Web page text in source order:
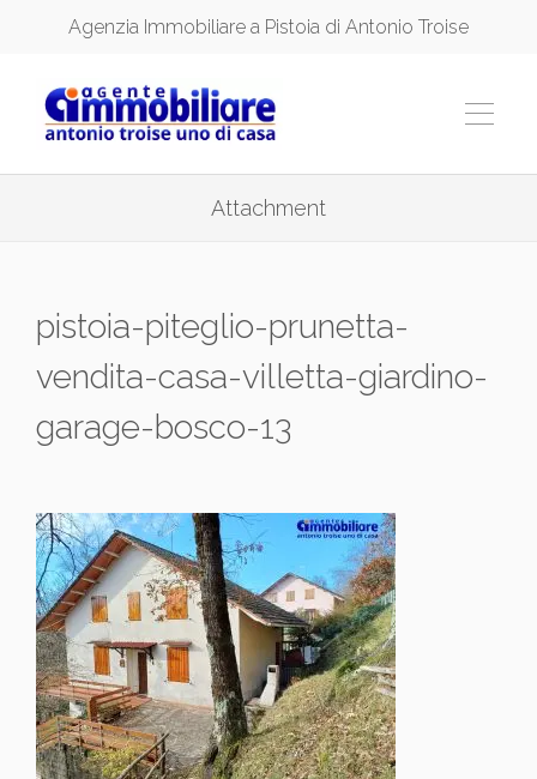
Agenzia Immobiliare a Pistoia di Antonio Troise
Attachment
pistoia-piteglio-prunetta-
vendita-casa-villetta-giardino-
garage-bosco-13